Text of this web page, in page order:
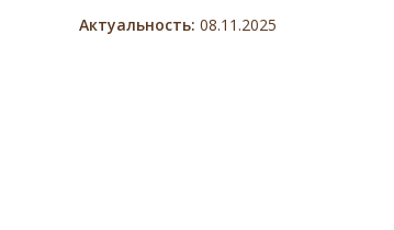
Актуальность: 08.11.2025